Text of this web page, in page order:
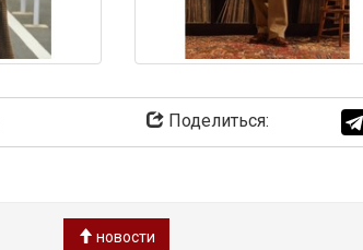
Поделиться:
новости